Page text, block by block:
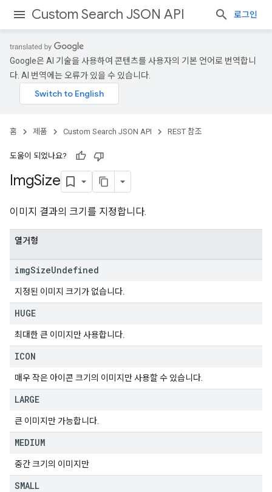
Custom Search JSON API 로그인
Google은 AI 기술을 사용하여 콘텐츠를 사용자의 기본 언어로 번역합니
다. AI 번역에는 오류가 있을 수 있습니다.
홈 제품 Custom Search JSON API REST 참조
도움이 되었나요?
ImgSize
이미지 결과의 크기를 지정합니다.
열거형
imgSizeUndefined
지정된 이미지 크기가 없습니다.
HUGE
최대한 큰 이미지만 사용합니다.
ICON
매우 작은 아이콘 크기의 이미지만 사용할 수 있습니다.
LARGE
큰 이미지만 가능합니다.
MEDIUM
중간 크기의 이미지만
SMALL